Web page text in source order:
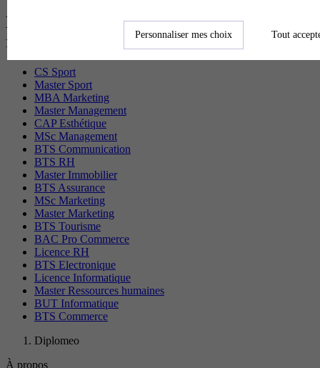
Les diplômes par filière les plus
recherchés
CS Sport
Master Sport
MBA Marketing
Master Management
CAP Esthétique
MSc Management
BTS Communication
BTS RH
Master Immobilier
BTS Assurance
MSc Marketing
Master Marketing
BTS Tourisme
BAC Pro Commerce
Licence RH
BTS Electronique
Licence Informatique
Master Ressources humaines
BUT Informatique
BTS Commerce
Diplomeo
À propos
Personnaliser mes choix Tout